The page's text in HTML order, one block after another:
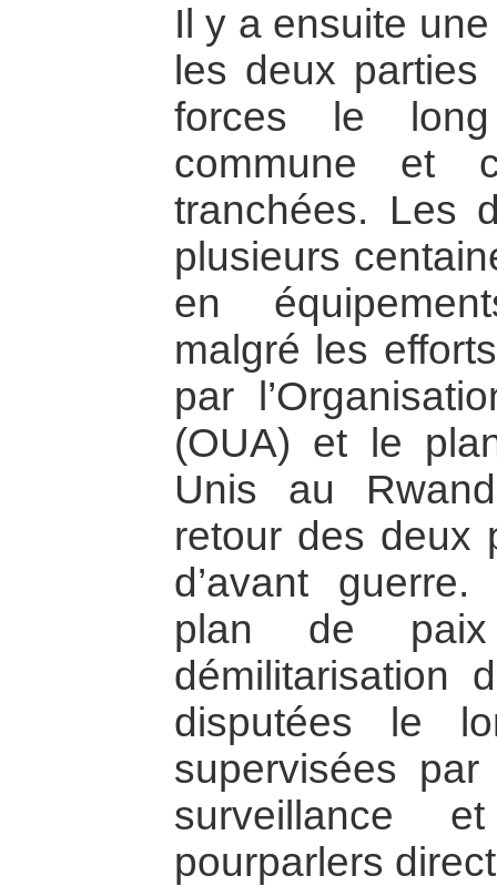
Il y a ensuite
les deux parties
forces le
commune et
tranchées. Les
plusieurs
en
malgré les
par
(OUA) et le
Unis au
retour des deux
d’avant
plan de
démilitarisation
disputées le
supervisées
surveillance
pourparlers